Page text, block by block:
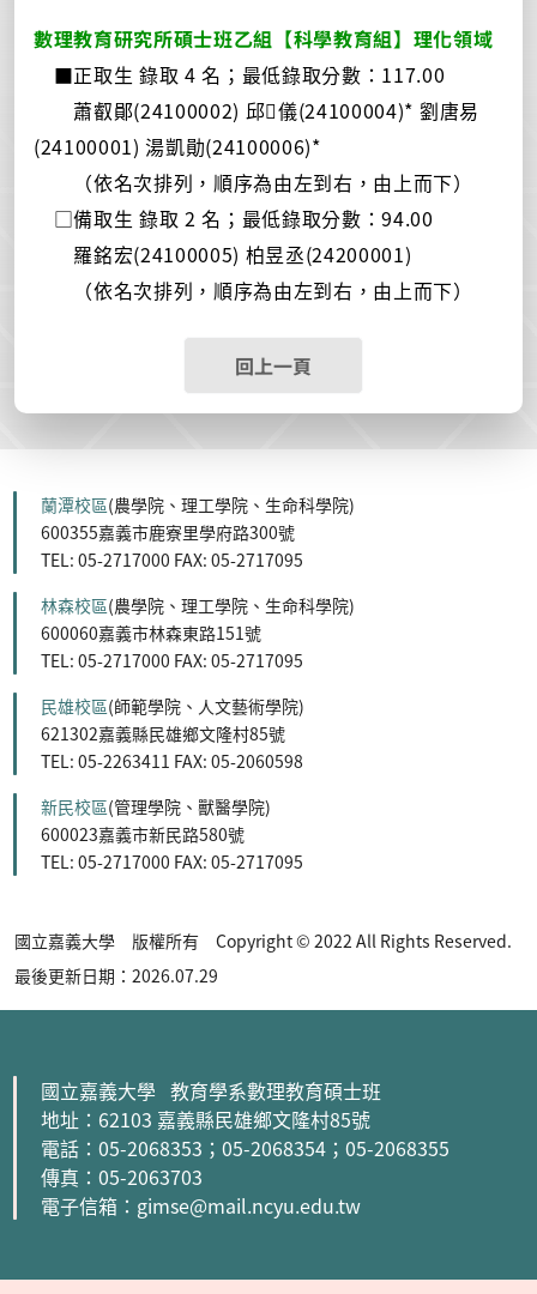
數理教育研究所碩士班乙組【科學教育組】理化領域
■正取生 錄取 4 名；最低錄取分數：117.00
蕭叡鄖(24100002) 邱儀(24100004)* 劉唐易
(24100001) 湯凱勛(24100006)*
（依名次排列，順序為由左到右，由上而下）
□備取生 錄取 2 名；最低錄取分數：94.00
羅銘宏(24100005) 柏昱丞(24200001)
（依名次排列，順序為由左到右，由上而下）
回上一頁
蘭潭校區(農學院、理工學院、生命科學院)
600355嘉義市鹿寮里學府路300號
TEL: 05-2717000 FAX: 05-2717095
林森校區(農學院、理工學院、生命科學院)
600060嘉義市林森東路151號
TEL: 05-2717000 FAX: 05-2717095
民雄校區(師範學院、人文藝術學院)
621302嘉義縣民雄鄉文隆村85號
TEL: 05-2263411 FAX: 05-2060598
新民校區(管理學院、獸醫學院)
600023嘉義市新民路580號
TEL: 05-2717000 FAX: 05-2717095
國立嘉義大學 版權所有 Copyright © 2022 All Rights Reserved.
最後更新日期：2026.07.29
國立嘉義大學 教育學系數理教育碩士班
地址：62103 嘉義縣民雄鄉文隆村85號
電話：05-2068353 ；05-2068354 ；05-2068355
傳真：05-2063703
電子信箱：gimse@mail.ncyu.edu.tw